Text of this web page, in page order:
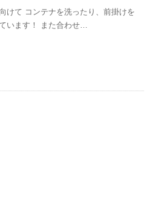
けて コンテナを洗ったり、前掛けを
います！ また合わせ…